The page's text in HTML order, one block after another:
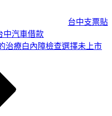
台中支票貼
中汽車借款
治療白內障檢查選擇未上市